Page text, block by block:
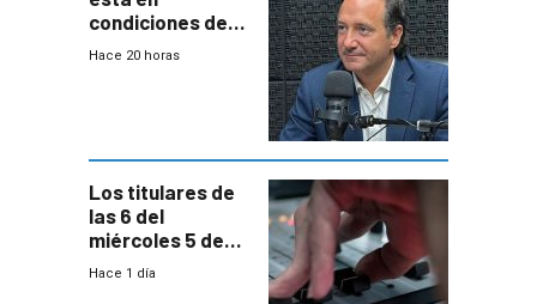
condiciones de
enfrentar una
Hace 20 horas
Los titulares de
las 6 del
miércoles 5 de
agosto de 2026
Hace 1 día